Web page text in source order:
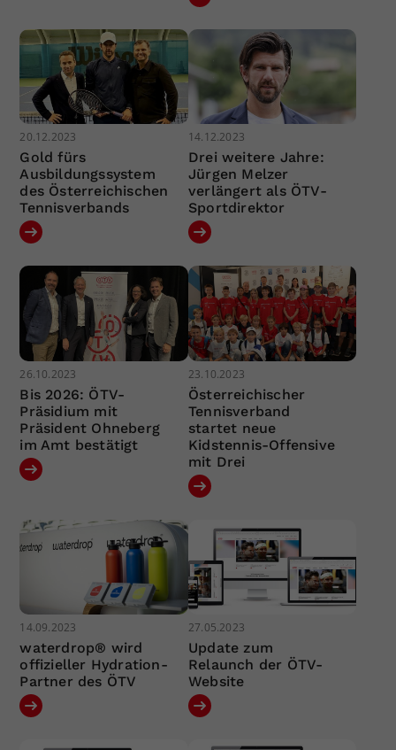
20.12.2023
Gold fürs
Ausbildungssystem
des Österreichischen
Tennisverbands
14.12.2023
Drei weitere Jahre:
Jürgen Melzer
verlängert als ÖTV-
Sportdirektor
26.10.2023
Bis 2026: ÖTV-
Präsidium mit
Präsident Ohneberg
im Amt bestätigt
23.10.2023
Österreichischer
Tennisverband
startet neue
Kidstennis-Offensive
mit Drei
14.09.2023
waterdrop® wird
offizieller Hydration-
Partner des ÖTV
27.05.2023
Update zum
Relaunch der ÖTV-
Website